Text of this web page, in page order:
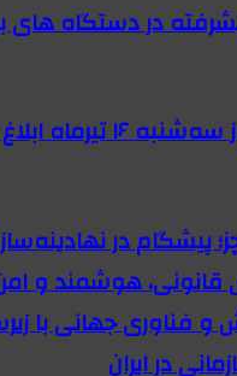
در دستگاه های
تیرماه ابلاغ شد
پیشگام در
هوشمند و امن
فناوری جهانی با
در ایران